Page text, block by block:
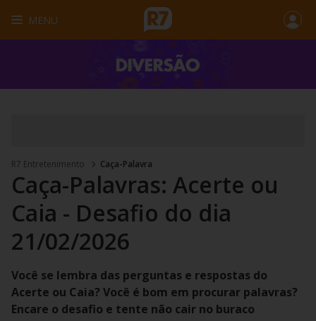
MENU
R7 Entretenimento Caça-Palavra
Caça-Palavras: Acerte ou
Caia - Desafio do dia
21/02/2026
Você se lembra das perguntas e respostas do
Acerte ou Caia? Você é bom em procurar palavras?
Encare o desafio e tente não cair no buraco